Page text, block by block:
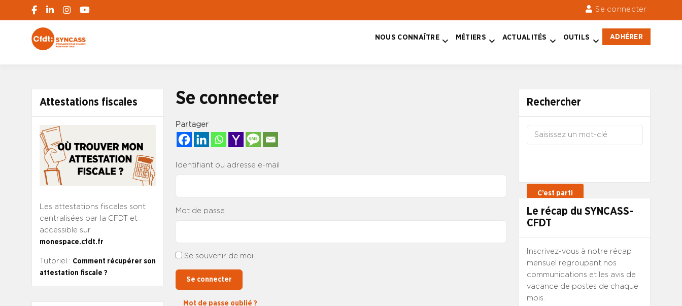
Se connecter
NOUS CONNAÎTRE MÉTIERS ACTUALITÉS OUTILS ADHÉRER
Attestations fiscales
Les attestations fiscales sont
centralisées par la CFDT et
accessible sur
monespace.cfdt.fr
Tutoriel : Comment récupérer son
attestation fiscale ?
Se connecter
Partager
Identifiant ou adresse e-mail
Mot de passe
Se souvenir de moi
Se connecter
Mot de passe oublié ?
Rechercher
Le récap du SYNCASS-
CFDT
Inscrivez-vous à notre récap
mensuel regroupant nos
communications et les avis de
vacance de postes de chaque
mois.